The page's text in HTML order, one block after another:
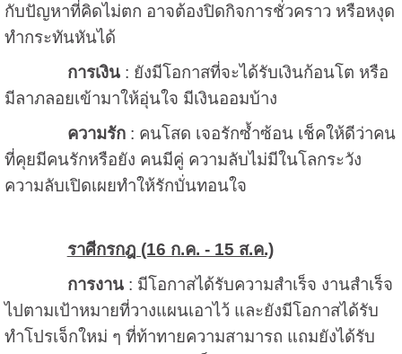
กับปัญหาที่คิดไม่ตก อาจต้องปิดกิจการชั่วคราว หรือหงุด
ทำกระทันหันได้
การเงิน: ยังมีโอกาสที่จะได้รับเงินก้อนโต หรือ
มีลาภลอยเข้ามาให้อุ่นใจ มีเงินออมบ้าง
ความรัก: คนโสด เจอรักซ้ำซ้อน เช็คให้ดีว่าคน
ที่คุยมีคนรักหรือยัง คนมีคู่ ความลับไม่มีในโลกระวัง
ความลับเปิดเผยทำให้รักบั่นทอนใจ
ราศีกรกฎ (16 ก.ค. - 15 ส.ค.)
การงาน: มีโอกาสได้รับความสำเร็จ งานสำเร็จ
ไปตามเป้าหมายที่วางแผนเอาไว้ และยังมีโอกาสได้รับ
ทำโปรเจ็กใหม่ ๆ ที่ท้าทายความสามารถ แถมยังได้รับ